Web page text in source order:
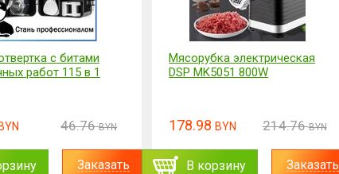
с битами
работ 115 в 1
BYN 46.76 BYN
Заказать
Мясорубка электрическая
DSP MK5051 800W
178.98BYN 214.76 BYN
В корзину Заказать